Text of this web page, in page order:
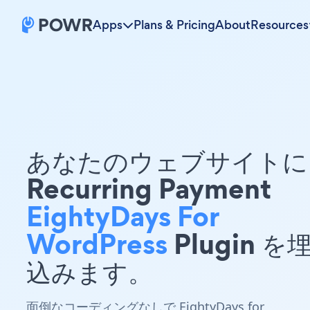
Apps Plans & PricingAboutResources
あなたのウェブサイト
Recurring Payment
EightyDays For
WordPress Plugin を
込みます。
面倒なコーディングなしで EightyDays for